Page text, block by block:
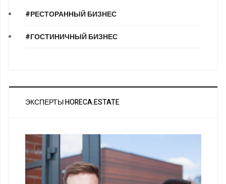
#РЕСТОРАННЫЙ БИЗНЕС
#ГОСТИНИЧНЫЙ БИЗНЕС
ЭКСПЕРТЫ HORECA.ESTATE